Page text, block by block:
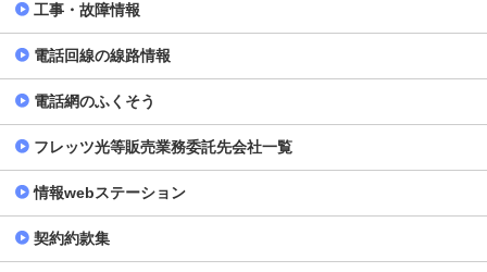
工事・故障情報
電話回線の線路情報
電話網のふくそう
フレッツ光等販売業務委託先会社一覧
情報webステーション
契約約款集